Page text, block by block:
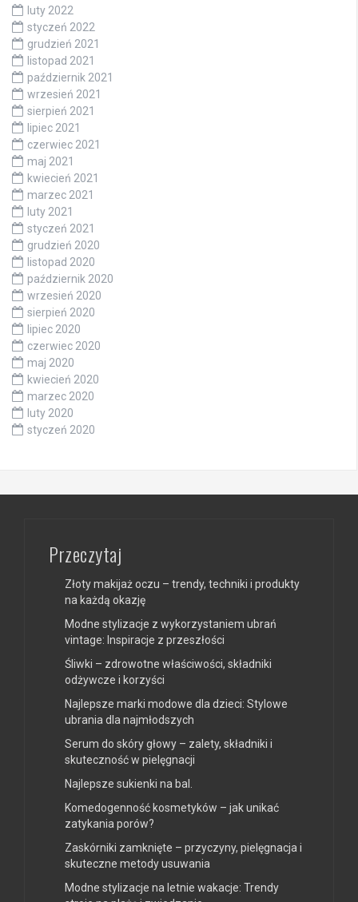
luty 2022
styczeń 2022
grudzień 2021
listopad 2021
październik 2021
wrzesień 2021
sierpień 2021
lipiec 2021
czerwiec 2021
maj 2021
kwiecień 2021
marzec 2021
luty 2021
styczeń 2021
grudzień 2020
listopad 2020
październik 2020
wrzesień 2020
sierpień 2020
lipiec 2020
czerwiec 2020
maj 2020
kwiecień 2020
marzec 2020
luty 2020
styczeń 2020
Przeczytaj
Złoty makijaż oczu – trendy, techniki i produkty
na każdą okazję
Modne stylizacje z wykorzystaniem ubrań
vintage: Inspiracje z przeszłości
Śliwki – zdrowotne właściwości, składniki
odżywcze i korzyści
Najlepsze marki modowe dla dzieci: Stylowe
ubrania dla najmłodszych
Serum do skóry głowy – zalety, składniki i
skuteczność w pielęgnacji
Najlepsze sukienki na bal.
Komedogenność kosmetyków – jak unikać
zatykania porów?
Zaskórniki zamknięte – przyczyny, pielęgnacja i
skuteczne metody usuwania
Modne stylizacje na letnie wakacje: Trendy